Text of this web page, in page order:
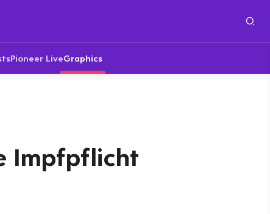
Pioneer LiveGraphics
Impfpflicht